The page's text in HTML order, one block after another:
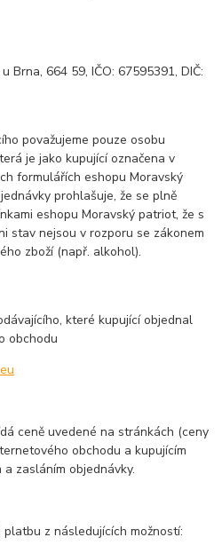
Brna, 664 59, IČO: 67595391, DIČ:
považujeme pouze osobu
je jako kupující označena v
formulářích eshopu Moravský
prohlašuje, že se plně
eshopu Moravský patriot, že s
stav nejsou v rozporu se zákonem
zboží (např. alkohol).
které kupující objednal
obchodu
ceně uvedené na stránkách (ceny
obchodu a kupujícím
zasláním objednávky.
z následujících možností: